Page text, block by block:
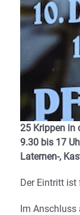
25 Krippen in
9.30 bis 17
Laternen-,
Der Eintritt ist
Im Anschluss